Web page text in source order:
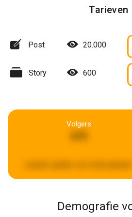
Tarieven
Post 20.000
Story 600
Volgers
Demografie